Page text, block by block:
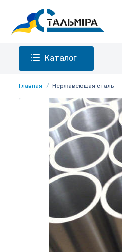
Каталог
Главная Нержавеющая сталь